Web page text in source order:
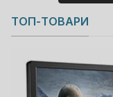
Copyright
JoomShopping
ТОП-ТОВАРИ